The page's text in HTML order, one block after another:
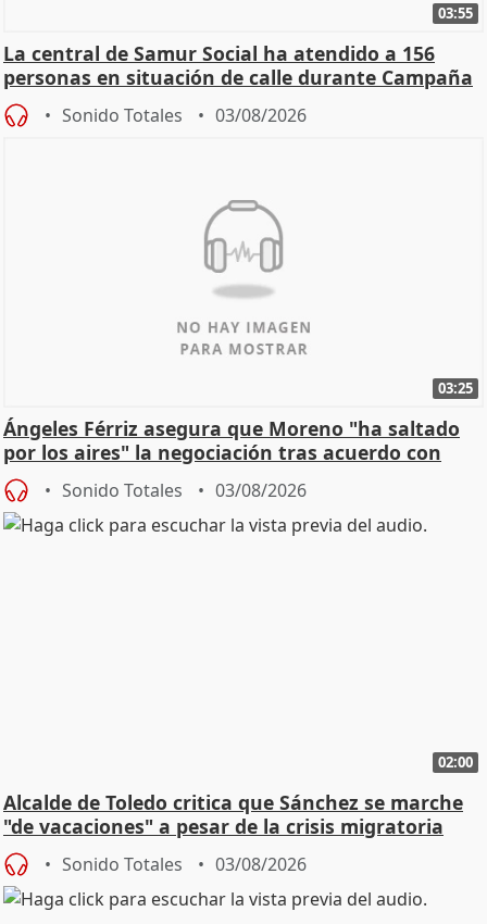
03:55
La central de Samur Social ha atendido a 156
personas en situación de calle durante Campaña
de Calor
Sonido Totales 03/08/2026
03:25
Ángeles Férriz asegura que Moreno "ha saltado
por los aires" la negociación tras acuerdo con
SMA
Sonido Totales 03/08/2026
02:00
Alcalde de Toledo critica que Sánchez se marche
"de vacaciones" a pesar de la crisis migratoria
Sonido Totales 03/08/2026